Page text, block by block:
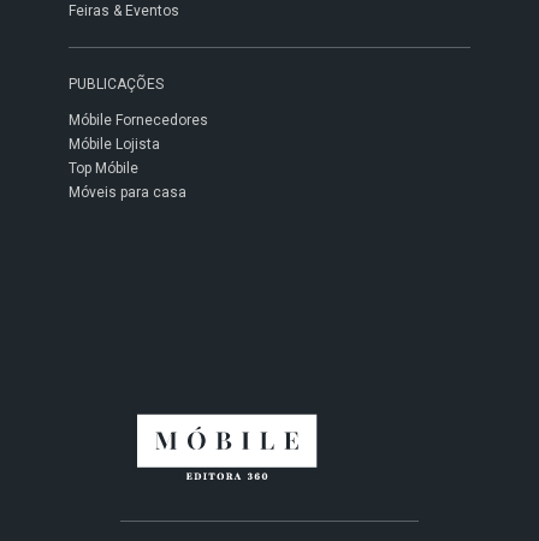
Feiras & Eventos
PUBLICAÇÕES
Móbile Fornecedores
Móbile Lojista
Top Móbile
Móveis para casa